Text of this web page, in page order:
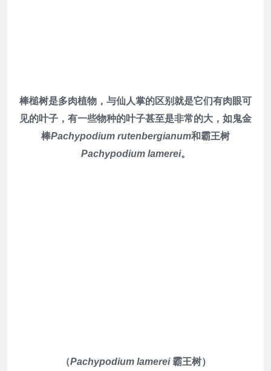
棒槌树是多肉植物，与仙人掌的区别就是它们有肉眼可
见的叶子，有一些物种的叶子甚至是非常的大，如鬼金
棒Pachypodium rutenbergianum和霸王树
Pachypodium lamerei。
（Pachypodium lamerei霸王树）